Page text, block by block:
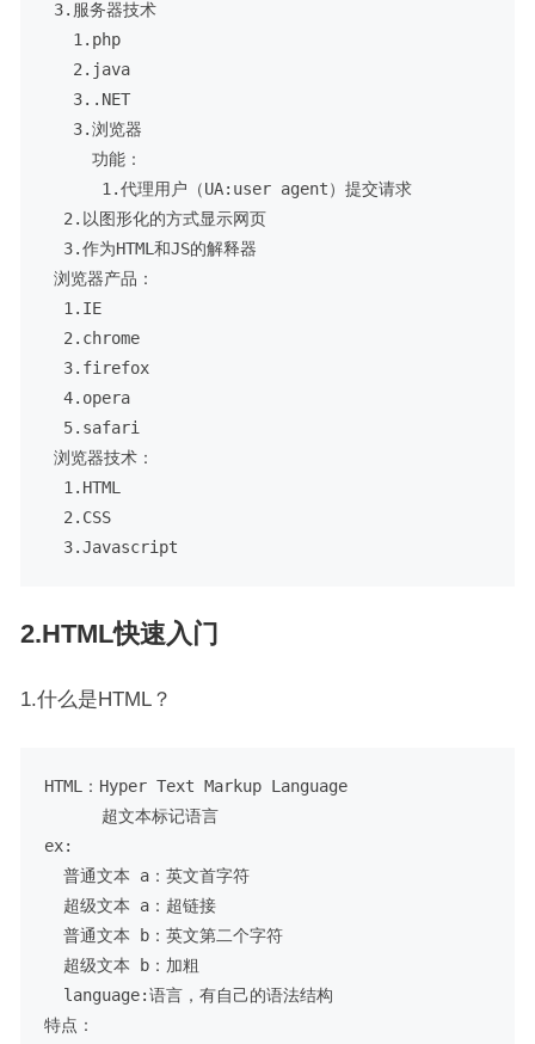
3.服务器技术
1.php
2.java
3..NET
3.浏览器
功能：
1.代理用户（UA:user agent）提交请求
2.以图形化的方式显示网页
3.作为HTML和JS的解释器
浏览器产品：
1.IE
2.chrome
3.firefox
4.opera
5.safari
浏览器技术：
1.HTML
2.CSS
2.HTML快速入门
1.什么是HTML？
HTML：Hyper Text Markup Language
超文本标记语言
ex:
普通文本 a：英文首字符
超级文本 a：超链接
普通文本 b：英文第二个字符
超级文本 b：加粗
language:语言，有自己的语法结构
特点：